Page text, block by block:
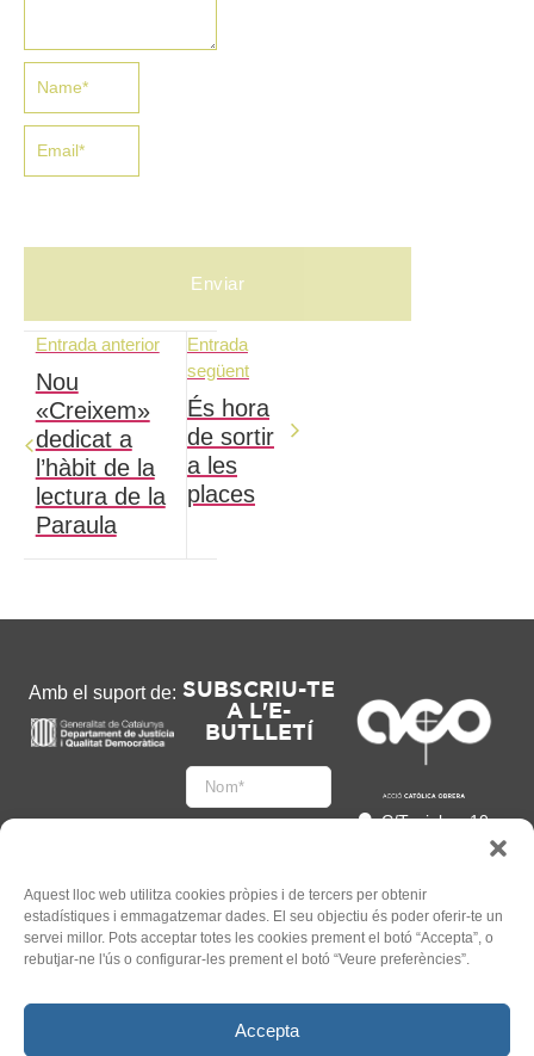
Aquest lloc web utilitza cookies pròpies i de tercers per obtenir
estadístiques i emmagatzemar dades. El seu objectiu és poder oferir-te un
servei millor. Pots acceptar totes les cookies prement el botó “Accepta”, o
rebutjar-ne l'ús o configurar-les prement el botó “Veure preferències”.
Accepta
Entrada anterior
Nou
«Creixem»
dedicat a
l’hàbit de la
lectura de la
Paraula
Entrada
següent
És hora
de sortir
a les
places
Amb el suport de: SUBSCRIU-TE
A L'E-
BUTLLETÍ
Accepto
l'Informació legal
C/Tapioles, 10
93 505 86 86
hola@acocat.org